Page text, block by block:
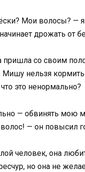
Мои волосы? — я
дрожать от
пришла со своим
Мишу нельзя
это ненормально?
— обвинять мою
волос! — он повысил
человек, она
но она не